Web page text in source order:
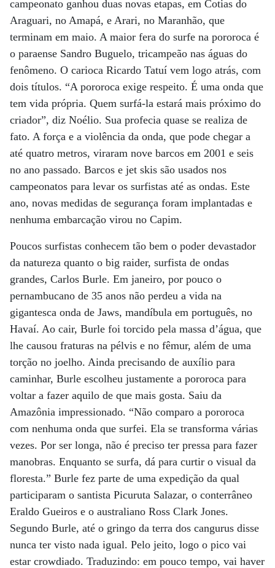
campeonato ganhou duas novas etapas, em Cotias do
Araguari, no Amapá, e Arari, no Maranhão, que
terminam em maio. A maior fera do surfe na pororoca é
o paraense Sandro Buguelo, tricampeão nas águas do
fenômeno. O carioca Ricardo Tatuí vem logo atrás, com
dois títulos. “A pororoca exige respeito. É uma onda que
tem vida própria. Quem surfá-la estará mais próximo do
criador”, diz Noélio. Sua profecia quase se realiza de
fato. A força e a violência da onda, que pode chegar a
até quatro metros, viraram nove barcos em 2001 e seis
no ano passado. Barcos e jet skis são usados nos
campeonatos para levar os surfistas até as ondas. Este
ano, novas medidas de segurança foram implantadas e
nenhuma embarcação virou no Capim.
Poucos surfistas conhecem tão bem o poder devastador
da natureza quanto o big raider, surfista de ondas
grandes, Carlos Burle. Em janeiro, por pouco o
pernambucano de 35 anos não perdeu a vida na
gigantesca onda de Jaws, mandíbula em português, no
Havaí. Ao cair, Burle foi torcido pela massa d’água, que
lhe causou fraturas na pélvis e no fêmur, além de uma
torção no joelho. Ainda precisando de auxílio para
caminhar, Burle escolheu justamente a pororoca para
voltar a fazer aquilo de que mais gosta. Saiu da
Amazônia impressionado. “Não comparo a pororoca
com nenhuma onda que surfei. Ela se transforma várias
vezes. Por ser longa, não é preciso ter pressa para fazer
manobras. Enquanto se surfa, dá para curtir o visual da
floresta.” Burle fez parte de uma expedição da qual
participaram o santista Picuruta Salazar, o conterrâneo
Eraldo Gueiros e o australiano Ross Clark Jones.
Segundo Burle, até o gringo da terra dos cangurus disse
nunca ter visto nada igual. Pelo jeito, logo o pico vai
estar crowdiado. Traduzindo: em pouco tempo, vai haver